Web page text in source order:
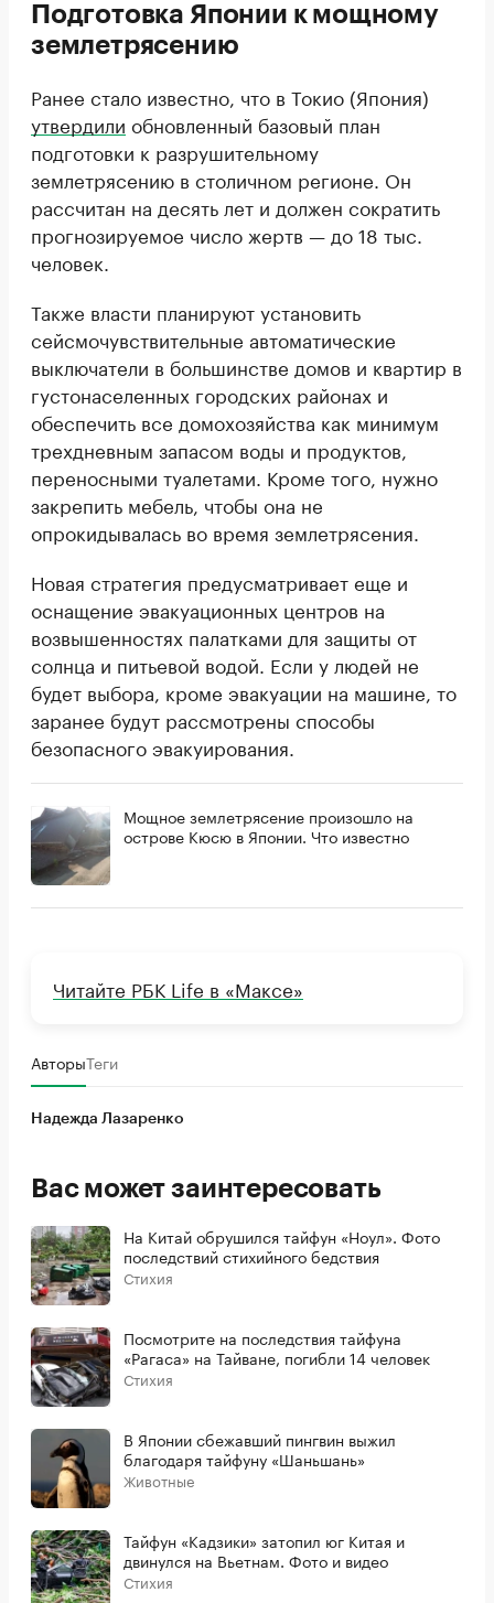
Подготовка Японии к мощному
землетрясению
Ранее стало известно, что в Токио (Япония)
утвердили обновленный базовый план
подготовки к разрушительному
землетрясению в столичном регионе. Он
рассчитан на десять лет и должен сократить
прогнозируемое число жертв — до 18 тыс.
человек.
Также власти планируют установить
сейсмочувствительные автоматические
выключатели в большинстве домов и квартир в
густонаселенных городских районах и
обеспечить все домохозяйства как минимум
трехдневным запасом воды и продуктов,
переносными туалетами. Кроме того, нужно
закрепить мебель, чтобы она не
опрокидывалась во время землетрясения.
Новая стратегия предусматривает еще и
оснащение эвакуационных центров на
возвышенностях палатками для защиты от
солнца и питьевой водой. Если у людей не
будет выбора, кроме эвакуации на машине, то
заранее будут рассмотрены способы
безопасного эвакуирования.
Мощное землетрясение произошло на
острове Кюсю в Японии. Что известно
Читайте РБК Life в «Максе»
АвторыТеги
Надежда Лазаренко
Вас может заинтересовать
На Китай обрушился тайфун «Ноул». Фото
последствий стихийного бедствия
Стихия
Посмотрите на последствия тайфуна
«Рагаса» на Тайване, погибли 14 человек
Стихия
В Японии сбежавший пингвин выжил
благодаря тайфуну «Шаньшань»
Животные
Тайфун «Кадзики» затопил юг Китая и
двинулся на Вьетнам. Фото и видео
Стихия